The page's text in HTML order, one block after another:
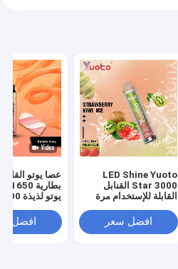
LED Shine Yuoto
Star 3000 القنابل
القابلة للإستخدام مرة
افضل سعر
عصا يوتو
افضل